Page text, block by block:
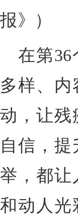
报》）
在第
多样、
动，让残
自信，
举，都让
和动人光